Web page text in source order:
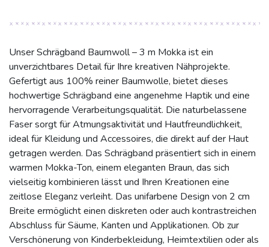
Unser Schrägband Baumwoll – 3 m Mokka ist ein
unverzichtbares Detail für Ihre kreativen Nähprojekte.
Gefertigt aus 100% reiner Baumwolle, bietet dieses
hochwertige Schrägband eine angenehme Haptik und eine
hervorragende Verarbeitungsqualität. Die naturbelassene
Faser sorgt für Atmungsaktivität und Hautfreundlichkeit,
ideal für Kleidung und Accessoires, die direkt auf der Haut
getragen werden. Das Schrägband präsentiert sich in einem
warmen Mokka-Ton, einem eleganten Braun, das sich
vielseitig kombinieren lässt und Ihren Kreationen eine
zeitlose Eleganz verleiht. Das unifarbene Design von 2 cm
Breite ermöglicht einen diskreten oder auch kontrastreichen
Abschluss für Säume, Kanten und Applikationen. Ob zur
Verschönerung von Kinderbekleidung, Heimtextilien oder als